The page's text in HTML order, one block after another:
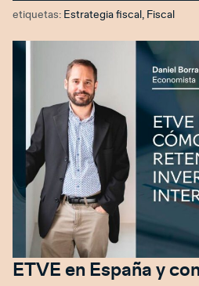
etiquetas: Estrategia fiscal , Fiscal
ETVE en España y